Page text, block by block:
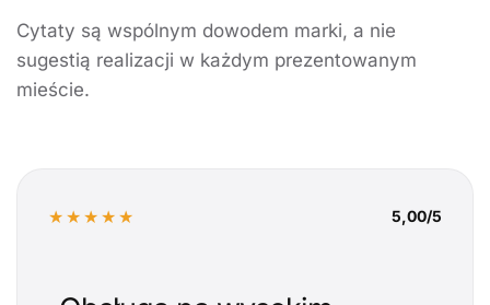
Cytaty są wspólnym dowodem marki, a nie
sugestią realizacji w każdym prezentowanym
mieście.
★★★★★ 5,00/5